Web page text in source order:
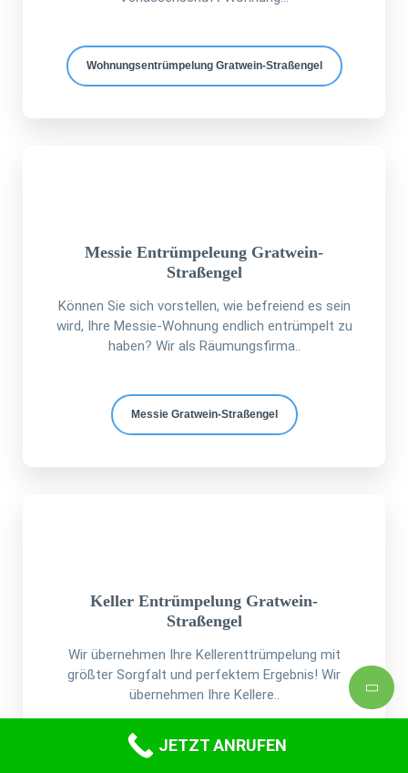
Wohnungsentrümpelung Gratwein-Straßengel
Messie Entrümpeleung Gratwein-
Straßengel
Können Sie sich vorstellen, wie befreiend es sein
wird, Ihre Messie-Wohnung endlich entrümpelt zu
haben? Wir als Räumungsfirma..
Messie Gratwein-Straßengel
Keller Entrümpelung Gratwein-
Straßengel
Wir übernehmen Ihre Kellerenttrümpelung mit
größter Sorgfalt und perfektem Ergebnis! Wir
übernehmen Ihre Kellere..
JETZT ANRUFEN